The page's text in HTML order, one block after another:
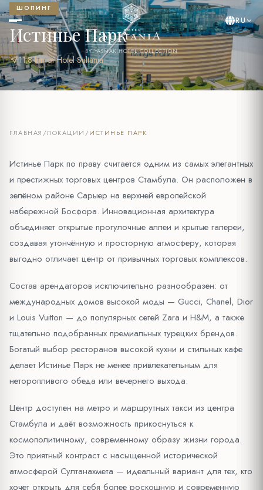
BY YASMAK HOTEL COLLECTION
RU
ШОПИНГ
Истинье Парк
near_me11.8 km от Hotel Sultania
ГЛАВНАЯ /ЛОКАЦИИ /ИСТИНЬЕ ПАРК
Истинье Парк по праву считается одним из самых элегантных
и престижных торговых центров Стамбула. Он расположен в
зелёном районе Сарыер на верхней европейской
набережной Босфора. Инновационная архитектура
объединяет открытые прогулочные аллеи и крытые галереи,
создавая утончённую и просторную атмосферу, которая
выгодно отличает центр от привычных торговых комплексов.
Состав арендаторов исключительно разнообразен: от
международных домов высокой моды — Gucci, Chanel, Dior
и Louis Vuitton — до популярных сетей Zara и H&M, а также
тщательно подобранных премиальных турецких брендов.
Богатый выбор ресторанов высокой кухни и стильных кафе
делает Истинье Парк не менее привлекательным для
неторопливого обеда или вечернего выхода.
Центр доступен на метро и маршрутных такси из центра
Стамбула и даёт возможность прикоснуться к
космополитичному, современному образу жизни города.
Это приятный контраст с насыщенной исторической
атмосферой Султанахмета — идеальный вариант для тех, кто
хочет открыть для себя более роскошную и современную